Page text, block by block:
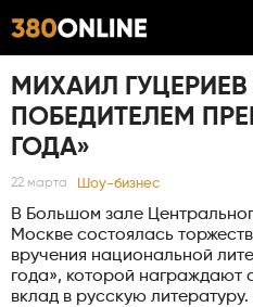
МИХАИЛ ГУЦЕРИЕВ
ПОБЕДИТЕЛЕМ
ГОДА»
22 марта Шоу-бизнес
В Большом зале
Москве состоялась
вручения национальной
года», которой награждают
вклад в русскую